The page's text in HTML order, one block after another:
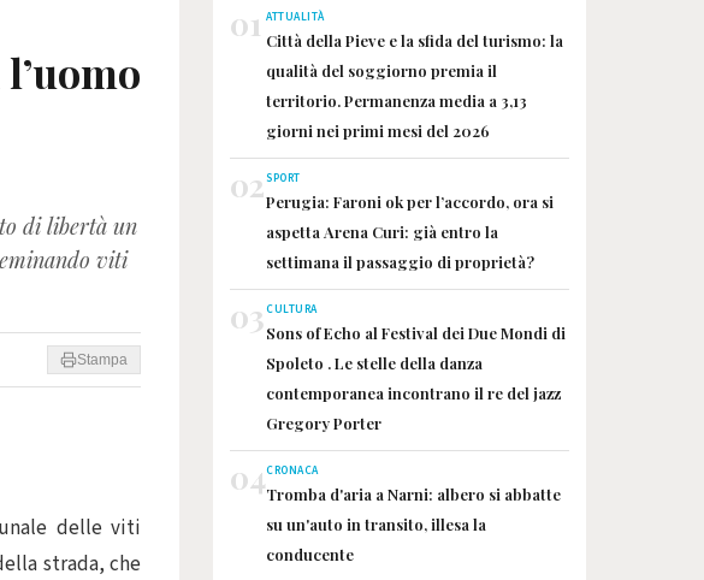
di libertà un
viti
Stampa
delle viti
strada, che
01 ATTUALITÀ
Città della Pieve e la sfida del turismo: la
qualità del soggiorno premia il
territorio. Permanenza media a 3,13
giorni nei primi mesi del 2026
02SPORT
Perugia: Faroni ok per l’accordo, ora si
aspetta Arena Curi: già entro la
settimana il passaggio di proprietà?
03CULTURA
Sons of Echo al Festival dei Due Mondi di
Spoleto . Le stelle della danza
contemporanea incontrano il re del jazz
Gregory Porter
04CRONACA
Tromba d'aria a Narni: albero si abbatte
su un'auto in transito, illesa la
conducente